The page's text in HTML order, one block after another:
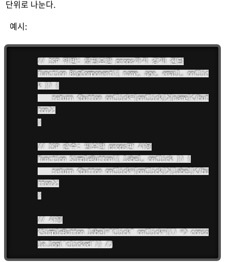
단위로 나눈다.
예시:
// ISP 위반: 불필요한 props까지 강제 전달
function BigComponent({ name, age, email, onClic
k }) {
ton>;
}
// ISP 준수: 필요한 props만 사용
function SimpleButton({ label, onClick }) {
tton>;
}
// 사용
<SimpleButton label="Click" onClick={() => conso
le.log('clicked')} />